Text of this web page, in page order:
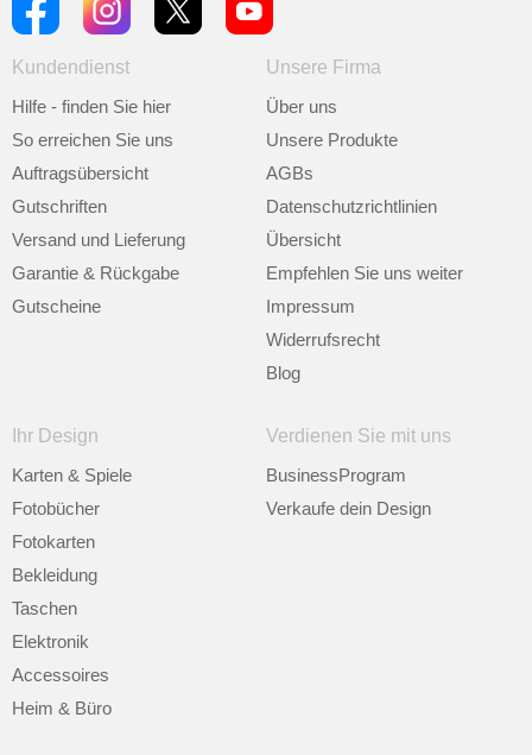
Kundendienst
Hilfe - finden Sie hier
So erreichen Sie uns
Auftragsübersicht
Gutschriften
Versand und Lieferung
Garantie & Rückgabe
Gutscheine
Unsere Firma
Über uns
Unsere Produkte
AGBs
Datenschutzrichtlinien
Übersicht
Empfehlen Sie uns weiter
Impressum
Widerrufsrecht
Blog
Ihr Design
Karten & Spiele
Fotobücher
Fotokarten
Bekleidung
Taschen
Elektronik
Accessoires
Heim & Büro
Verdienen Sie mit uns
BusinessProgram
Verkaufe dein Design